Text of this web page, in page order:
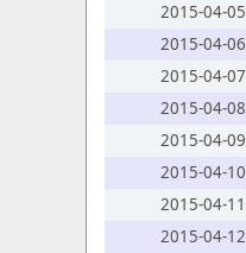
2015-04-05
2015-04-06
2015-04-07
2015-04-08
2015-04-09
2015-04-10
2015-04-11
2015-04-12